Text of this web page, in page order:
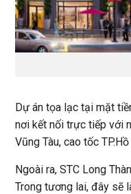
Dự án tọa lạc tại mặt
nơi kết nối trực tiếp với
Vũng Tàu, cao tốc
Ngoài ra, STC Long
Trong tương lai, đây sẽ